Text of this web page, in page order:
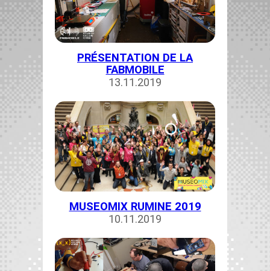
PRÉSENTATION DE LA
FABMOBILE
13.11.2019
MUSEOMIX RUMINE 2019
10.11.2019